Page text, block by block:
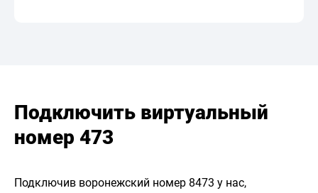
Подключить виртуальный
номер 473
Подключив воронежский номер 8473 у нас,